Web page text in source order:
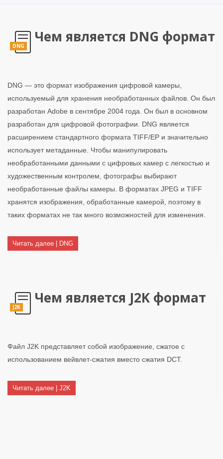
DNG
Чем является DNG формат
DNG — это формат изображения цифровой камеры,
используемый для хранения необработанных файлов. Он был
разработан Adobe в сентябре 2004 года. Он был в основном
разработан для цифровой фотографии. DNG является
расширением стандартного формата TIFF/EP и значительно
использует метаданные. Чтобы манипулировать
необработанными данными с цифровых камер с легкостью и
художественным контролем, фотографы выбирают
необработанные файлы камеры. В форматах JPEG и TIFF
хранятся изображения, обработанные камерой, поэтому в
таких форматах не так много возможностей для изменения.
Читать далее | DNG
J2K
Чем является J2K формат
Файл J2K представляет собой изображение, сжатое с
использованием вейвлет-сжатия вместо сжатия DCT.
Читать далее | J2K